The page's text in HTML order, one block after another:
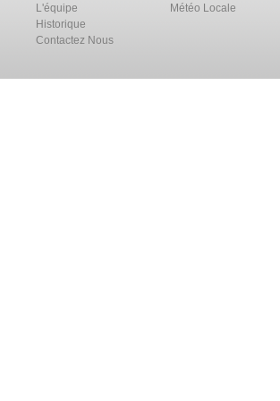
L'équipe
Historique
Contactez Nous
Météo Locale